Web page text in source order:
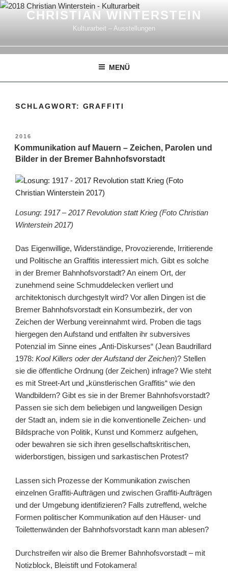
Zum
CHRISTIAN WINTERSTEIN
Kulturarbeit – Ausstellungen
MENÜ
SCHLAGWORT: GRAFFITI
VERÖFFENTLICHT
AM
2016
Kommunikation auf Mauern – Zeichen, Parolen und
Bilder in der Bremer Bahnhofsvorstadt
Losung: 1917 – 2017 Revolution statt Krieg (Foto Christian
Winterstein 2017)
Das Eigenwillige, Widerständige, Provozierende, Irritierende
und Politische an Graffitis interessiert mich. Gibt es solche
in der Bremer Bahnhofsvorstadt? An einem Ort, der
zunehmend seine Schmuddelecken verliert und
architektonisch durchgestylt wird? Vor allen Dingen ist die
Bremer Bahnhofsvorstadt ein Konsumbezirk, der von
Zeichen der Werbung vereinnahmt wird. Proben die tags
hiergegen den Aufstand und entfalten ihr subversives
Potenzial im Sinne eines „Anti-Diskurses“ (Jean Baudrillard
1978: Kool Killers oder der Aufstand der Zeichen)? Stellen
sie die öffentliche Ordnung (der Zeichen) infrage? Wie steht
es mit Street-Art und „künstlerischen Graffitis“ wie den
Wandbildern? Gibt es sie in der Bremer Bahnhofsvorstadt?
Passen sie sich dem beliebigen und langweiligen Design
der Stadt an, indem sie in die konventionelle Zeichen- und
Bildsprache von Politik, Kunst und Kommerz aufgehen,
oder bewahren sie sich ihren gesellschaftskritischen,
widerborstigen, bissigen und sarkastischen Protest?
Lassen sich Prozesse der Kommunikation zwischen
einzelnen Graffiti-Aufträgen und zwischen Graffiti-Aufträgen
und der Umgebung identifizieren? Falls zutreffend, welche
Formen politischer Kommunikation auf den Häuser- und
Toilettenwänden der Bahnhofsvorstadt kann man ablesen?
Durchstreifen wir also die Bremer Bahnhofsvorstadt – mit
Notizblock, Bleistift und Fotokamera!